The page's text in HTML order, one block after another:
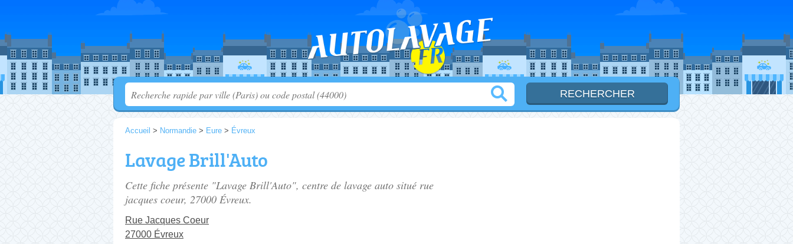
Accueil > Normandie > Eure > Évreux
Lavage Brill'Auto
Cette fiche présente "Lavage Brill'Auto", centre de lavage auto situé rue
jacques coeur, 27000 Évreux.
Rue Jacques Coeur
27000 Évreux